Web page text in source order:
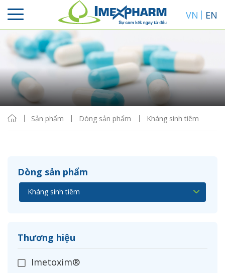
VN EN
Sản phẩm Dòng sản phẩm Kháng sinh tiêm
Dòng sản phẩm
Thương hiệu
Imetoxim®
Sắp xếp
Hiển thị